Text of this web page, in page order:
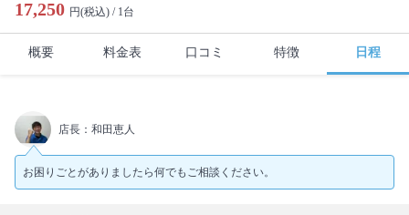
17,250 円(税込) / 1台
概要 料金表 口コミ 特徴 日程
店長：和田恵人
お困りごとがありましたら何でもご相談ください。